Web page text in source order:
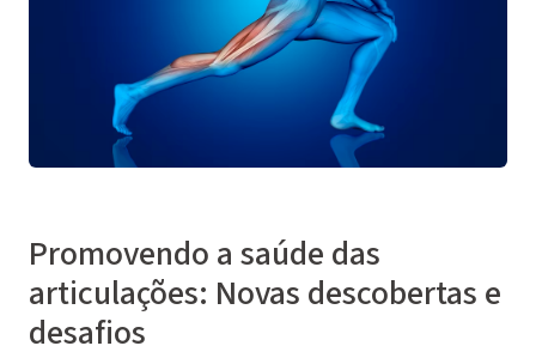
Promovendo a saúde das
articulações: Novas descobertas e
desafios